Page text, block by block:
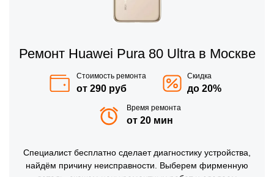
Ремонт Huawei Pura 80 Ultra в Москве
Стоимость ремонта
от 290 руб
Скидка
до 20%
Время ремонта
от 20 мин
Специалист бесплатно сделает диагностику устройства,
найдём причину неисправности. Выберем фирменную